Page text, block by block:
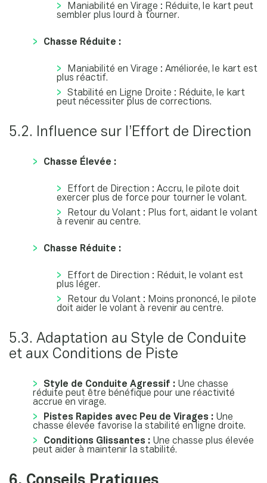
Maniabilité en Virage : Réduite, le kart peut
sembler plus lourd à tourner.
Chasse Réduite :
Maniabilité en Virage : Améliorée, le kart est
plus réactif.
Stabilité en Ligne Droite : Réduite, le kart
peut nécessiter plus de corrections.
5.2. Influence sur l’Effort de Direction
Chasse Élevée :
Effort de Direction : Accru, le pilote doit
exercer plus de force pour tourner le volant.
Retour du Volant : Plus fort, aidant le volant
à revenir au centre.
Chasse Réduite :
Effort de Direction : Réduit, le volant est
plus léger.
Retour du Volant : Moins prononcé, le pilote
doit aider le volant à revenir au centre.
5.3. Adaptation au Style de Conduite
et aux Conditions de Piste
Style de Conduite Agressif : Une chasse
réduite peut être bénéfique pour une réactivité
accrue en virage.
Pistes Rapides avec Peu de Virages : Une
chasse élevée favorise la stabilité en ligne droite.
Conditions Glissantes : Une chasse plus élevée
peut aider à maintenir la stabilité.